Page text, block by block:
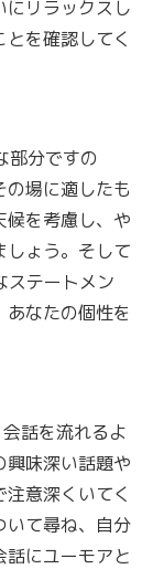
にリラックスし
を確認してく
部分ですの
の場に適したも
候を考慮し、や
しょう。そして
ステートメン
なたの個性を
話を流れるよ
興味深い話題や
意深くいてく
いて尋ね、自分
にユーモアと